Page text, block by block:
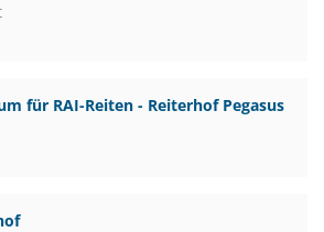
für RAI-Reiten - Reiterhof Pegasus